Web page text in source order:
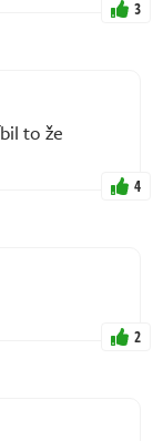
3
to že
4
2